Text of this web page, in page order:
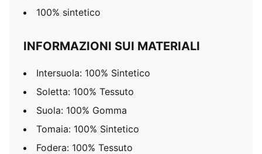
100% sintetico
INFORMAZIONI SUI MATERIALI
Intersuola: 100% Sintetico
Soletta: 100% Tessuto
Suola: 100% Gomma
Tomaia: 100% Sintetico
Fodera: 100% Tessuto